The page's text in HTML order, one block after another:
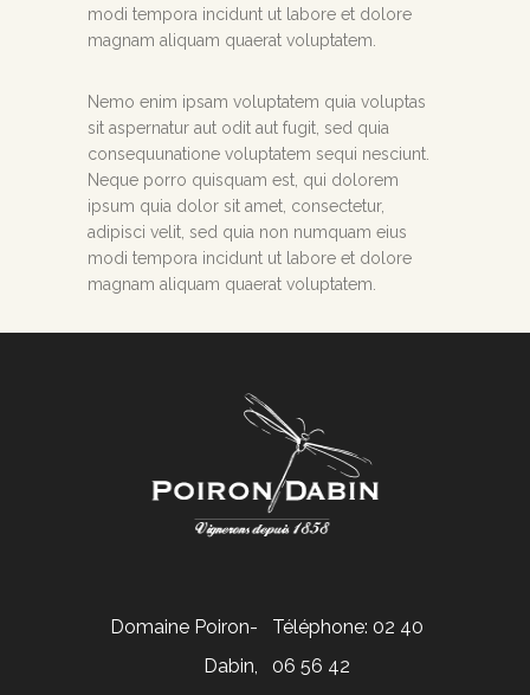
modi tempora incidunt ut labore et dolore
magnam aliquam quaerat voluptatem.
Nemo enim ipsam voluptatem quia voluptas
sit aspernatur aut odit aut fugit, sed quia
consequunatione voluptatem sequi nesciunt.
Neque porro quisquam est, qui dolorem
ipsum quia dolor sit amet, consectetur,
adipisci velit, sed quia non numquam eius
modi tempora incidunt ut labore et dolore
magnam aliquam quaerat voluptatem.
Téléphone: 02 40
06 56 42
Domaine Poiron-
Dabin,